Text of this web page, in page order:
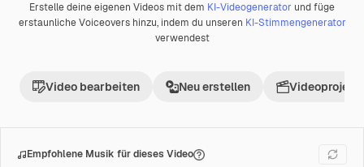
Premium
Erstelle deine eigenen Videos mit dem KI-Videogenerator und füge
erstaunliche Voiceovers hinzu, indem du unseren KI-Stimmengenerator
verwendest
Video bearbeiten Neu erstellen Videoprojekt
Empfohlene Musik für dieses Video